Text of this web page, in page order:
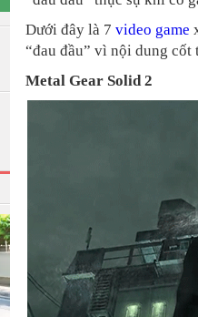
Dưới đây là 7 video game
“đau đầu” vì nội dung
Metal Gear Solid 2